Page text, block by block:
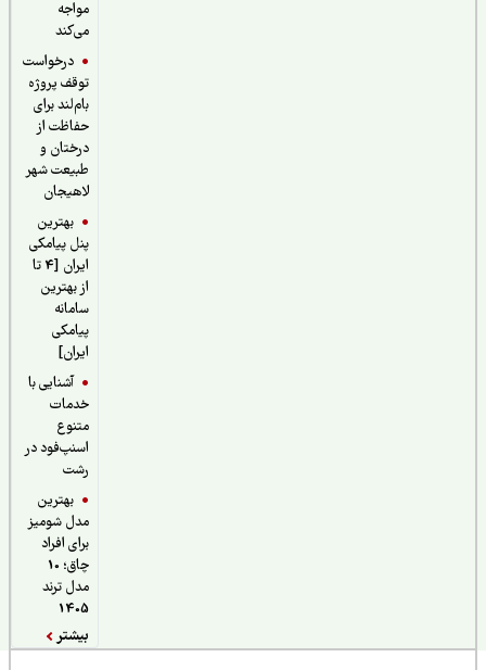
درخواست
توقف پروژه
بام‌لند برای
حفاظت از
درختان و
طبیعت شهر
لاهیجان
بهترین
پنل پیامکی
ایران [4 تا
از بهترین
سامانه
پیامکی
آشنایی با
خدمات
اسنپ‌فود در
بهترین
مدل شومیز
برای افراد
چاق؛ 10
مدل ترند